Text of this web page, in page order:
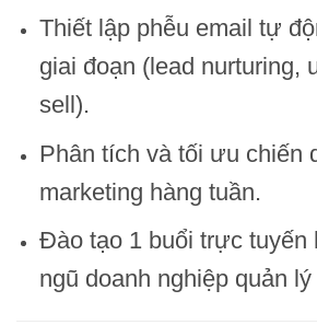
Thiết lập phễu email tự
giai đoạn (lead nurturing,
sell).
Phân tích và tối ưu chiến
marketing hàng tuần.
Đào tạo 1 buổi trực tuyến
ngũ doanh nghiệp quản